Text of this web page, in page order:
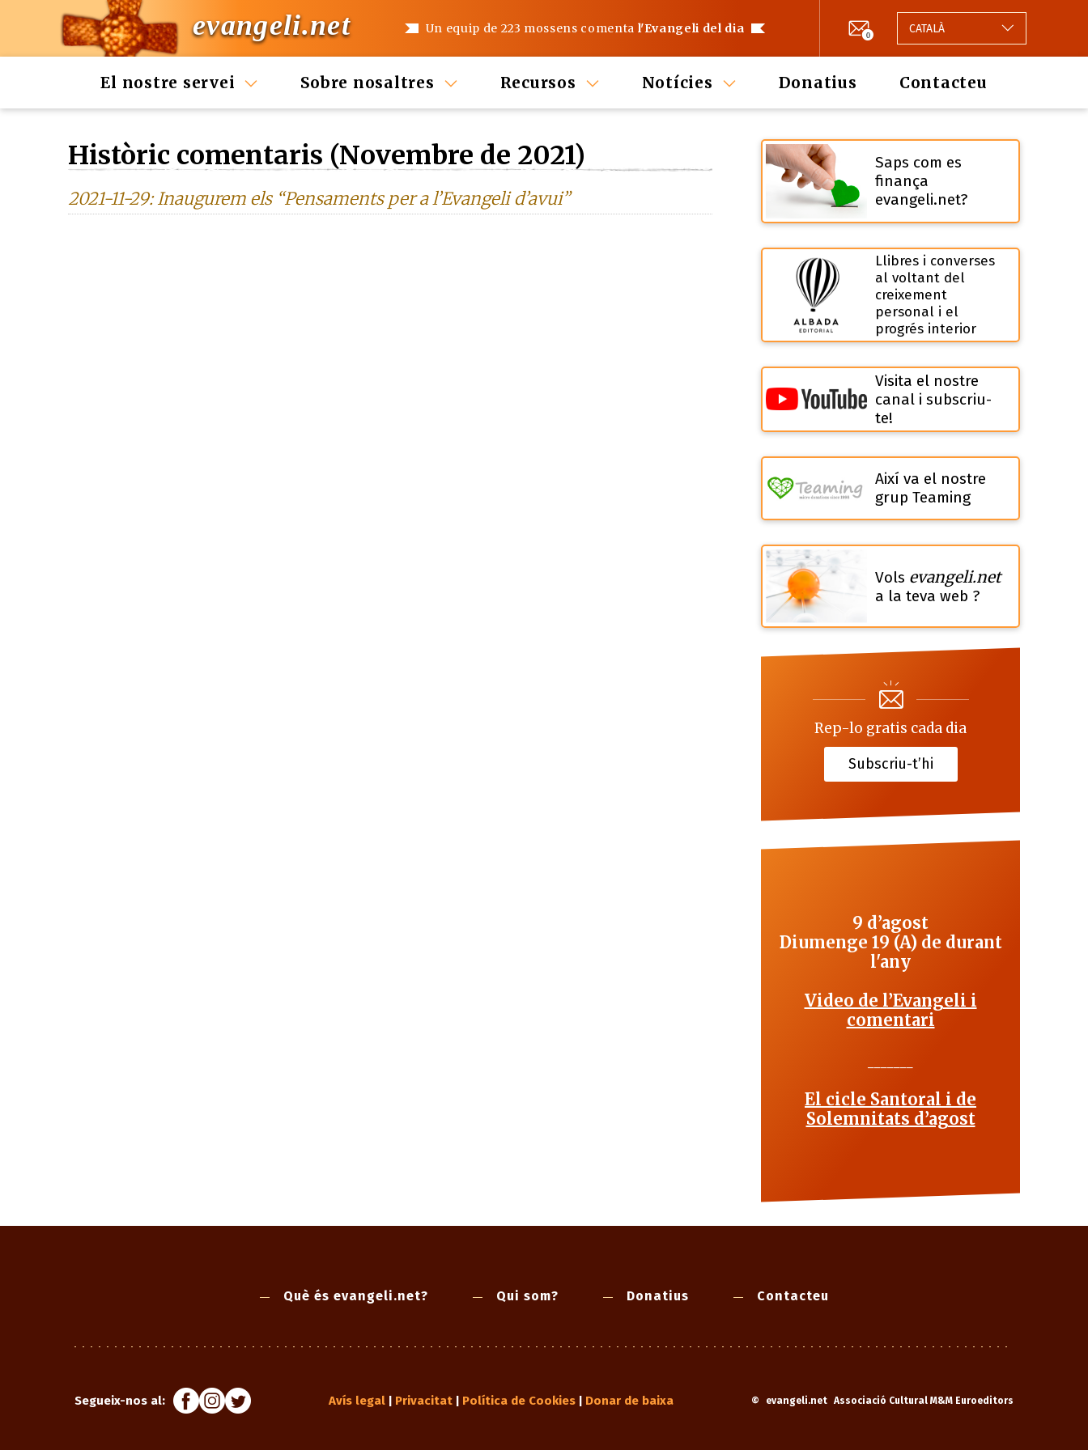
evangeli.net Un equip de 223 mossens comenta l'Evangeli del dia 0 CATALÀ
El nostre servei Sobre nosaltres Recursos Notícies Donatius Contacteu
Històric comentaris (Novembre de 2021)
2021-11-29: Inaugurem els “Pensaments per a l’Evangeli d’avui”
Saps com es
finança
evangeli.net?
Llibres i converses
al voltant del
creixement
personal i el
progrés interior
Visita el nostre
canal i subscriu-
te!
Així va el nostre
grup Teaming
Vols evangeli.net
a la teva web ?
Rep-lo gratis cada dia
Subscriu-t’hi
9 d’agost
Diumenge 19 (A) de durant
l'any
Video de l’Evangeli i
comentari
El cicle Santoral i de
Solemnitats d’agost
Què és evangeli.net? Qui som? Donatius Contacteu
Segueix-nos al: © evangeli.net Associació Cultural M&M Euroeditors
Avís legal Privacitat Política de Cookies Donar de baixa